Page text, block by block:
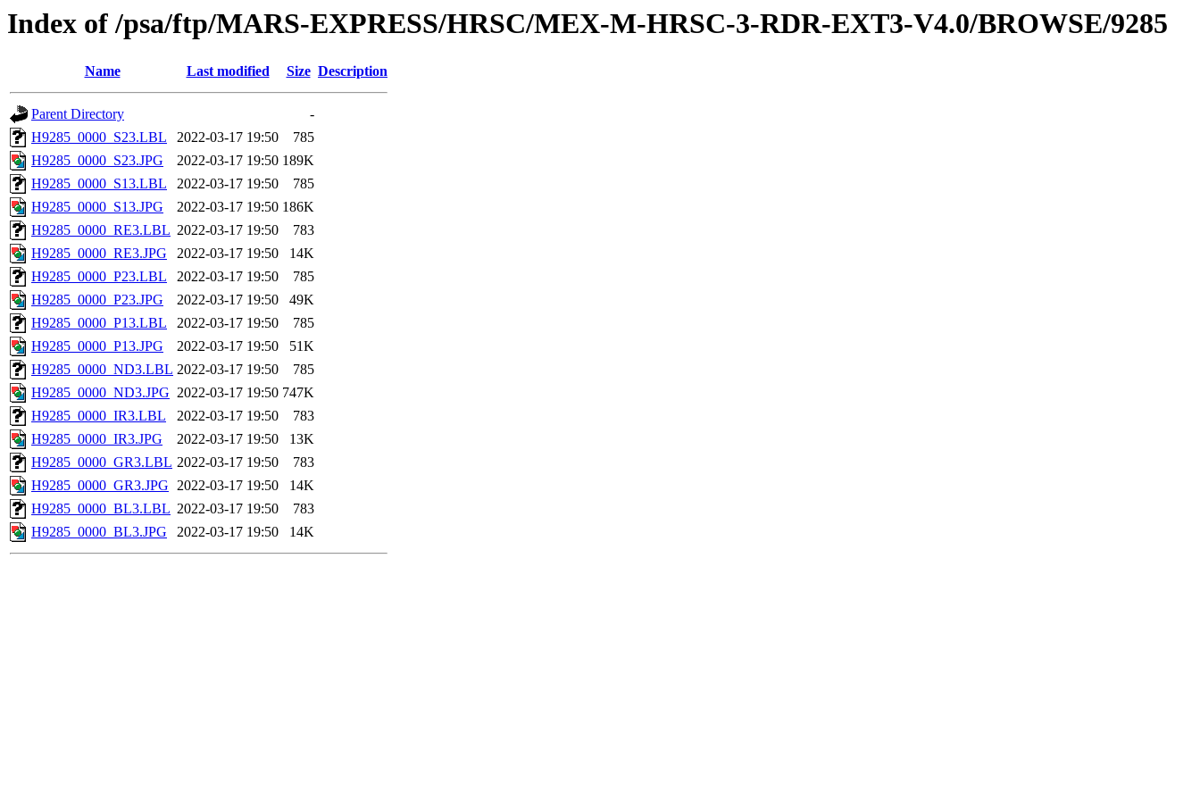
Index of /psa/ftp/MARS-EXPRESS/HRSC/MEX-M-HRSC-3-RDR-EXT3-V4.0/BROWSE/9285
Name Last modified Size Description
Parent Directory
-
H9285_0000_S23.LBL
2022-03-17 19:50
785
H9285_0000_S23.JPG
2022-03-17 19:50 189K
H9285_0000_S13.LBL
2022-03-17 19:50
785
H9285_0000_S13.JPG
2022-03-17 19:50 186K
H9285_0000_RE3.LBL 2022-03-17 19:50
783
H9285_0000_RE3.JPG
2022-03-17 19:50
14K
H9285_0000_P23.LBL
2022-03-17 19:50
785
H9285_0000_P23.JPG
2022-03-17 19:50
49K
H9285_0000_P13.LBL
2022-03-17 19:50
785
H9285_0000_P13.JPG
2022-03-17 19:50
51K
H9285_0000_ND3.LBL 2022-03-17 19:50
785
H9285_0000_ND3.JPG 2022-03-17 19:50 747K
H9285_0000_IR3.LBL
2022-03-17 19:50
783
H9285_0000_IR3.JPG
2022-03-17 19:50
13K
H9285_0000_GR3.LBL 2022-03-17 19:50
783
H9285_0000_GR3.JPG 2022-03-17 19:50
14K
H9285_0000_BL3.LBL 2022-03-17 19:50
783
H9285_0000_BL3.JPG
2022-03-17 19:50 14K